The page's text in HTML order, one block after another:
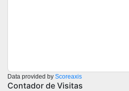
Data provided by Scoreaxis
Contador de Visitas